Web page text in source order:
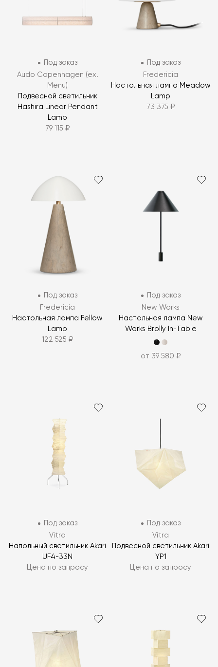
Под заказ
Audo Copenhagen (ex.
Menu)
Подвесной светильник
Hashira Linear Pendant
Lamp
79 115 ₽
Под заказ
Fredericia
Настольная лампа Meadow
Lamp
73 375 ₽
Под заказ
Fredericia
Настольная лампа Fellow
Lamp
122 525 ₽
Под заказ
New Works
Настольная лампа New
Works Brolly In-Table
от 39 580 ₽
Под заказ
Vitra
Напольный светильник Akari
UF4-33N
Цена по запросу
Под заказ
Vitra
Подвесной светильник Akari
YP1
Цена по запросу